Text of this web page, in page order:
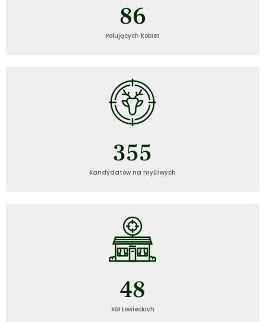
Polujących kobiet
86
Kandydatów na myśliwych
355
Kół Łowieckich
49